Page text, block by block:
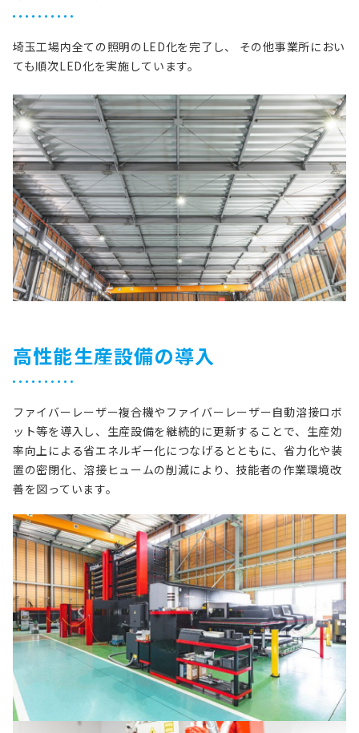
埼玉工場内全ての照明のLED化を完了し、
その他事業所におい
ても順次LED化を実施しています。
高性能生産設備の導入
ファイバーレーザー複合機やファイバーレーザー自動溶接ロボ
ット等を導入し、生産設備を継続的に更新することで、生産効
率向上による省エネルギー化につなげるとともに、省力化や装
置の密閉化、溶接ヒュームの削減により、技能者の作業環境改
善を図っています。